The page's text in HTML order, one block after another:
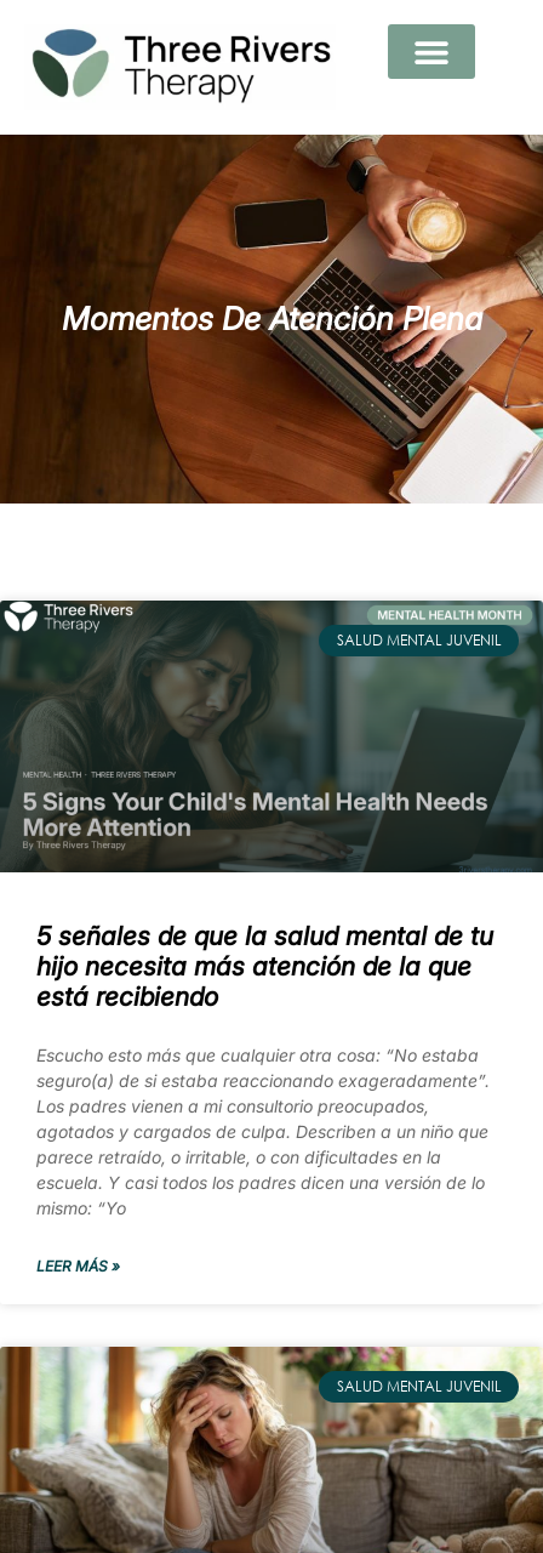
Momentos De Atención Plena
SALUD MENTAL JUVENIL
5 señales de que la salud mental de tu
hijo necesita más atención de la que
está recibiendo
Escucho esto más que cualquier otra cosa: “No estaba
seguro(a) de si estaba reaccionando exageradamente”.
Los padres vienen a mi consultorio preocupados,
agotados y cargados de culpa. Describen a un niño que
parece retraído, o irritable, o con dificultades en la
escuela. Y casi todos los padres dicen una versión de lo
mismo: “Yo
LEER MÁS »
SALUD MENTAL JUVENIL